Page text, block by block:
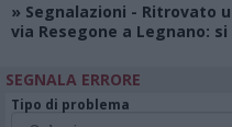
» Segnalazioni - Ritrovato
via Resegone a Legnano:
SEGNALA ERRORE
Tipo di problema